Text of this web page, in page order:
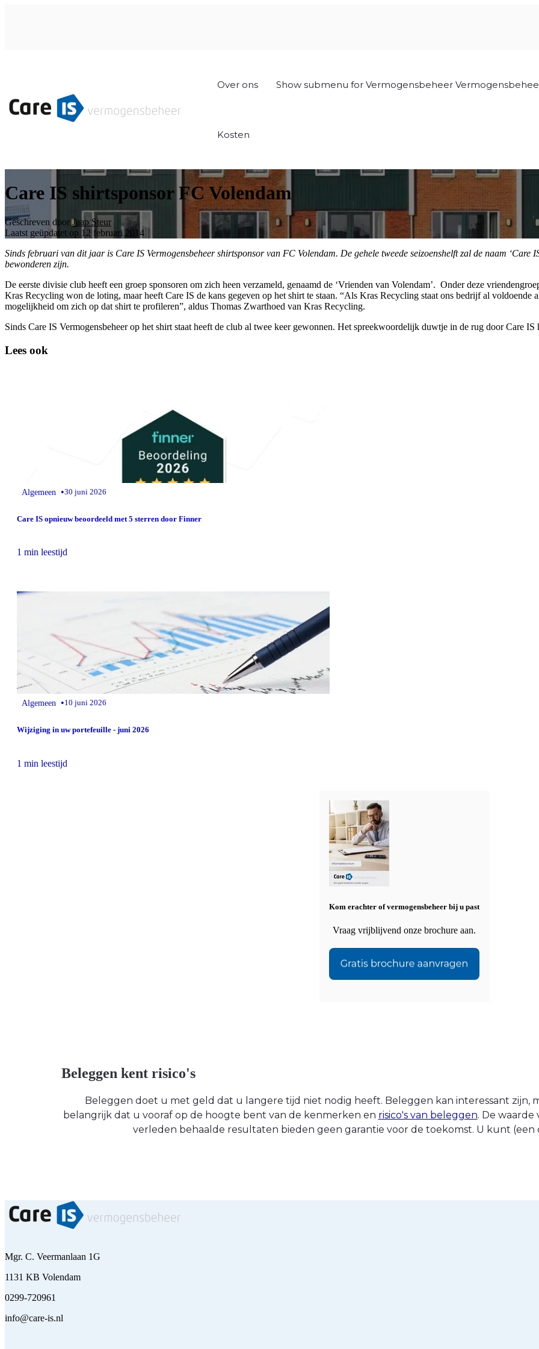
Over ons Show submenu for Vermogensbeheer
Kosten
Care IS shirtsponsor FC Volendam
Geschreven doorJaap Steur
Laatst geüpdatet op 12 februari 2014
Sinds februari van dit jaar is Care IS Vermogensbeheer shirtsponsor van FC Volendam. De gehele tweede seizoenshelft zal de naam ‘Care
bewonderen zijn.
De eerste divisie club heeft een groep sponsoren om zich heen verzameld, genaamd de ‘Vrienden van Volendam’. Onder deze
Kras Recycling won de loting, maar heeft Care IS de kans gegeven op het shirt te staan. “Als Kras Recycling staat ons bedrijf al voldoende
mogelijkheid om zich op dat shirt te profileren”, aldus Thomas Zwarthoed van Kras Recycling.
Sinds Care IS Vermogensbeheer op het shirt staat heeft de club al twee keer gewonnen. Het spreekwoordelijk duwtje in de rug door Care
Lees ook
Algemeen •30 juni 2026
Care IS opnieuw beoordeeld met 5 sterren door Finner
1 min leestijd
Algemeen •10 juni 2026
Wijziging in uw portefeuille - juni 2026
1 min leestijd
Kom erachter of vermogensbeheer bij u past
Vraag vrijblijvend onze brochure aan.
Beleggen kent risico's
Beleggen doet u met geld dat u langere tijd niet nodig heeft. Beleggen kan interessant zijn,
belangrijk dat u vooraf op de hoogte bent van de kenmerken en risico's van beleggen. De
verleden behaalde resultaten bieden geen garantie voor de toekomst. U kunt (een
Mgr. C. Veermanlaan 1G
1131 KB Volendam
0299-720961
info@care-is.nl